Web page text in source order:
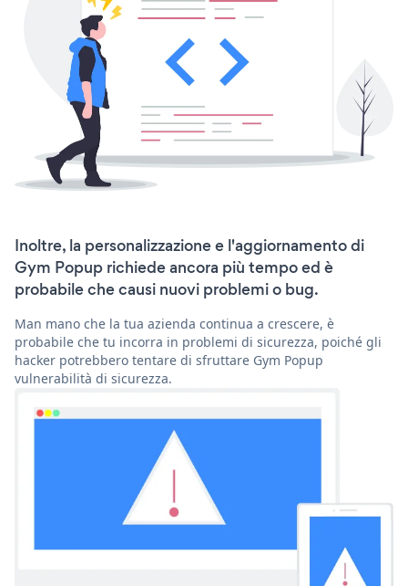
Inoltre, la personalizzazione e l'aggiornamento di
Gym Popup richiede ancora più tempo ed è
probabile che causi nuovi problemi o bug.
Man mano che la tua azienda continua a crescere, è
probabile che tu incorra in problemi di sicurezza, poiché gli
hacker potrebbero tentare di sfruttare Gym Popup
vulnerabilità di sicurezza.